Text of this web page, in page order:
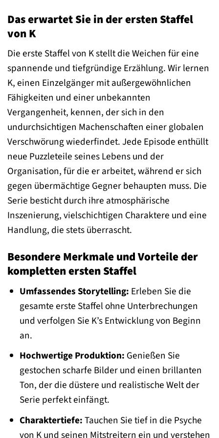
Das erwartet Sie in der ersten Staffel
von K
Die erste Staffel von K stellt die Weichen für eine
spannende und tiefgründige Erzählung. Wir lernen
K, einen Einzelgänger mit außergewöhnlichen
Fähigkeiten und einer unbekannten
Vergangenheit, kennen, der sich in den
undurchsichtigen Machenschaften einer globalen
Verschwörung wiederfindet. Jede Episode enthüllt
neue Puzzleteile seines Lebens und der
Organisation, für die er arbeitet, während er sich
gegen übermächtige Gegner behaupten muss. Die
Serie besticht durch ihre atmosphärische
Inszenierung, vielschichtigen Charaktere und eine
Handlung, die stets überrascht.
Besondere Merkmale und Vorteile der
kompletten ersten Staffel
Umfassendes Storytelling: Erleben Sie die
gesamte erste Staffel ohne Unterbrechungen
und verfolgen Sie K’s Entwicklung von Beginn
an.
Hochwertige Produktion: Genießen Sie
gestochen scharfe Bilder und einen brillanten
Ton, der die düstere und realistische Welt der
Serie perfekt einfängt.
Charaktertiefe:Tauchen Sie tief in die Psyche
von K und seinen Mitstreitern ein und verstehen